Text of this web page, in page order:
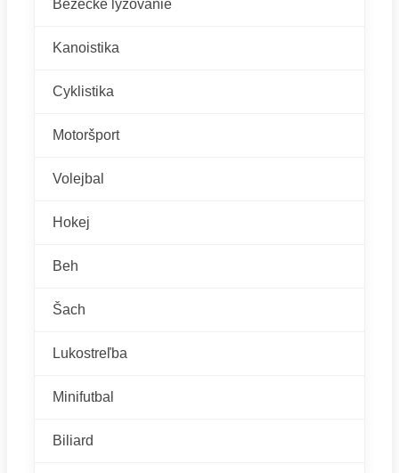
Bežecké lyžovanie
Kanoistika
Cyklistika
Motoršport
Volejbal
Hokej
Beh
Šach
Lukostreľba
Minifutbal
Biliard